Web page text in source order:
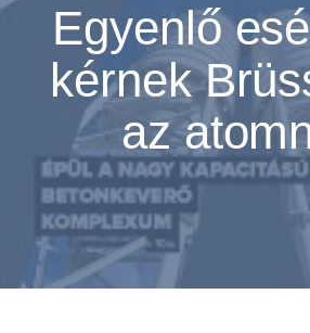
Egyenlő
kérnek
az